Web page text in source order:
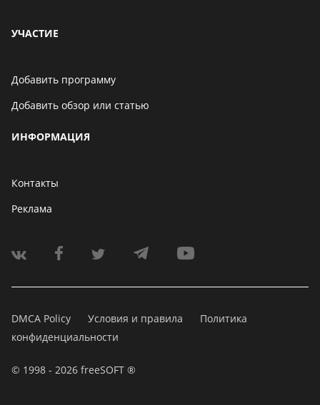
УЧАСТИЕ
Добавить программу
Добавить обзор или статью
ИНФОРМАЦИЯ
Контакты
Реклама
DMCA Policy Условия и правила
Политика
конфиденциальности
© 1998 - 2026 freeSOFT ®